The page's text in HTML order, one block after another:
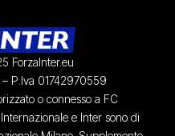
ForzaInter.eu
– P.Iva 01742970559
o connesso a FC
e Inter sono di